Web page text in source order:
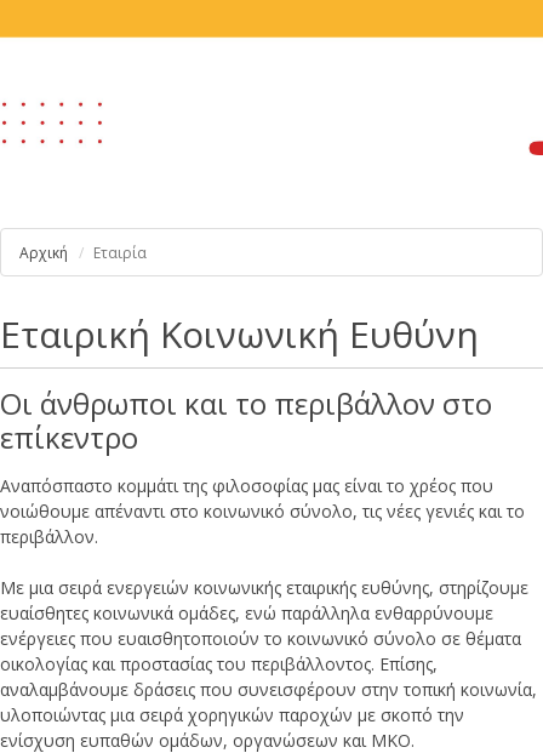
Αρχική Εταιρία
Εταιρική Κοινωνική Ευθύνη
Οι άνθρωποι και το περιβάλλον στο
επίκεντρο
Αναπόσπαστο κομμάτι της φιλοσοφίας μας είναι το χρέος που
νοιώθουμε απέναντι στο κοινωνικό σύνολο, τις νέες γενιές και το
περιβάλλον.
Με μια σειρά ενεργειών κοινωνικής εταιρικής ευθύνης, στηρίζουμε
ευαίσθητες κοινωνικά ομάδες, ενώ παράλληλα ενθαρρύνουμε
ενέργειες που ευαισθητοποιούν το κοινωνικό σύνολο σε θέματα
οικολογίας και προστασίας του περιβάλλοντος. Επίσης,
αναλαμβάνουμε δράσεις που συνεισφέρουν στην τοπική κοινωνία,
υλοποιώντας μια σειρά χορηγικών παροχών με σκοπό την
ενίσχυση ευπαθών ομάδων, οργανώσεων και ΜΚΟ.